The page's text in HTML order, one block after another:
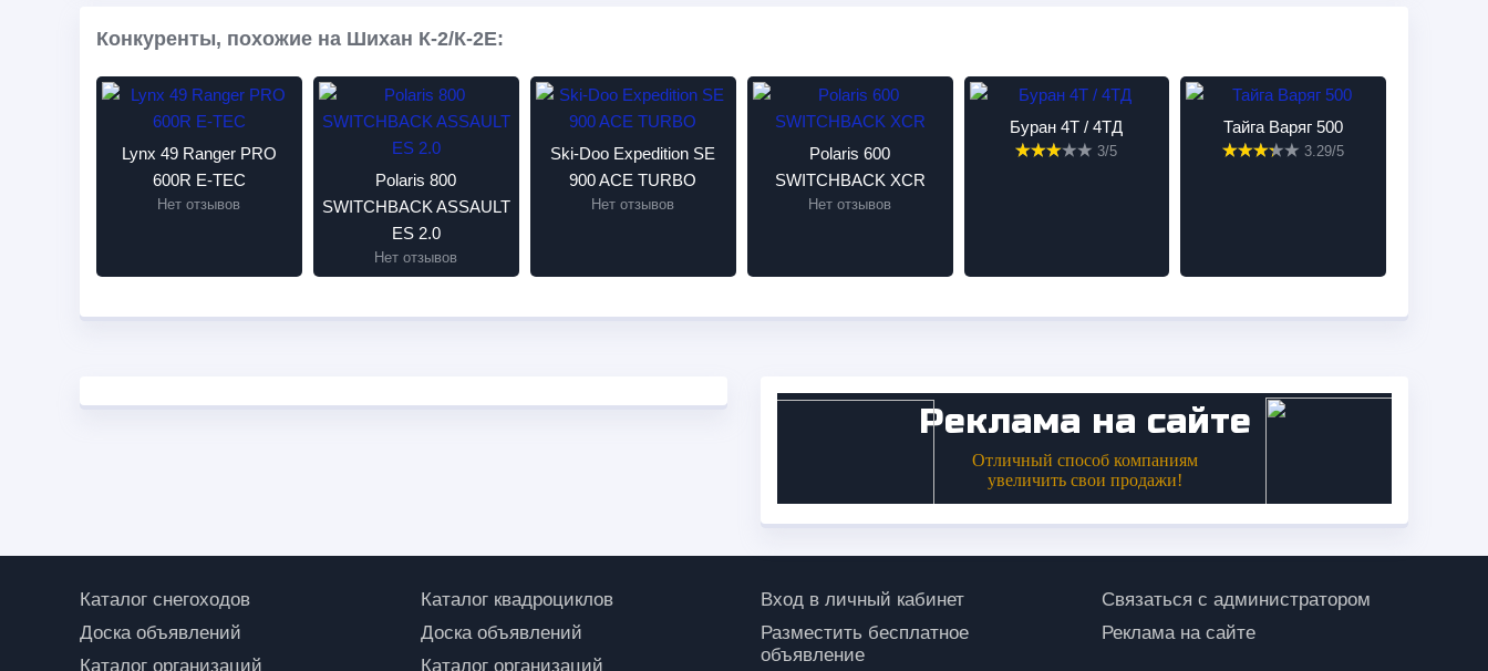
Конкуренты, похожие на Шихан К-2/К-2Е:
Lynx 49 Ranger PRO
600R E-TEC
Нет отзывов
Polaris 800
SWITCHBACK ASSAULT
ES 2.0
Нет отзывов
Ski-Doo Expedition SE
900 ACE TURBO
Нет отзывов
Polaris 600
SWITCHBACK XCR
Нет отзывов
Буран 4Т / 4ТД
3/5
Тайга Варяг 500
3.29/5
Каталог снегоходов
Доска объявлений
Каталог организаций
Каталог квадроциклов
Доска объявлений
Каталог организаций
Вход в личный кабинет
Разместить бесплатное
объявление
Связаться с администратором
Реклама на сайте